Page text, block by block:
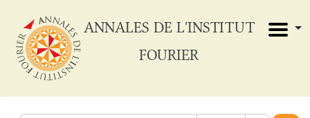
ANNALES DE L'INSTITUT
FOURIER